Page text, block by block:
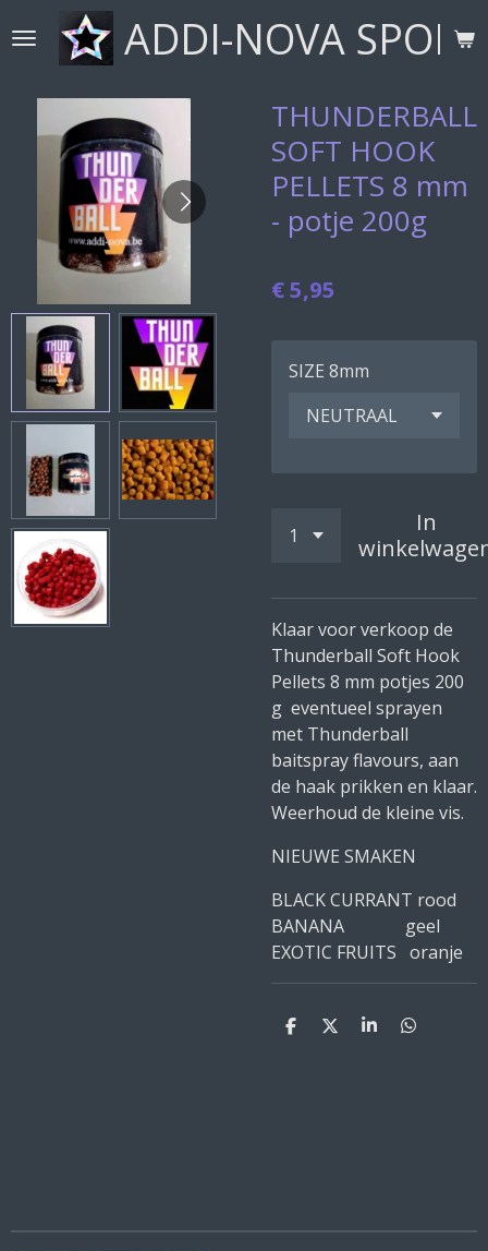
direct
hoofdinhoud
ADDI-NOVA
THUNDERBALL
SOFT HOOK
PELLETS 8 mm
- potje 200g
€ 5,95
SIZE 8mm
In
Klaar voor verkoop de
Thunderball Soft Hook
Pellets 8 mm potjes 200
g eventueel sprayen
met Thunderball
baitspray flavours, aan
de haak prikken en klaar.
Weerhoud de kleine vis.
NIEUWE SMAKEN
BLACK CURRANT rood
BANANA geel
EXOTIC FRUITS oranje
D
D
S
D